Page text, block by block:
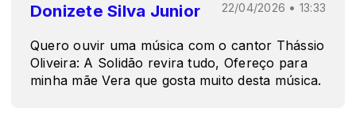
Donizete Silva Junior 22/04/2026 • 13:33
Quero ouvir uma música com o cantor Thássio
Oliveira: A Solidão revira tudo, Ofereço para
minha mãe Vera que gosta muito desta música.